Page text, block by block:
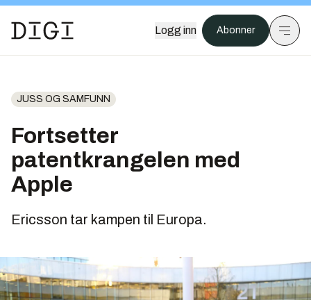
Logg inn Abonner
JUSS OG SAMFUNN
Fortsetter
patentkrangelen med
Apple
Ericsson tar kampen til Europa.